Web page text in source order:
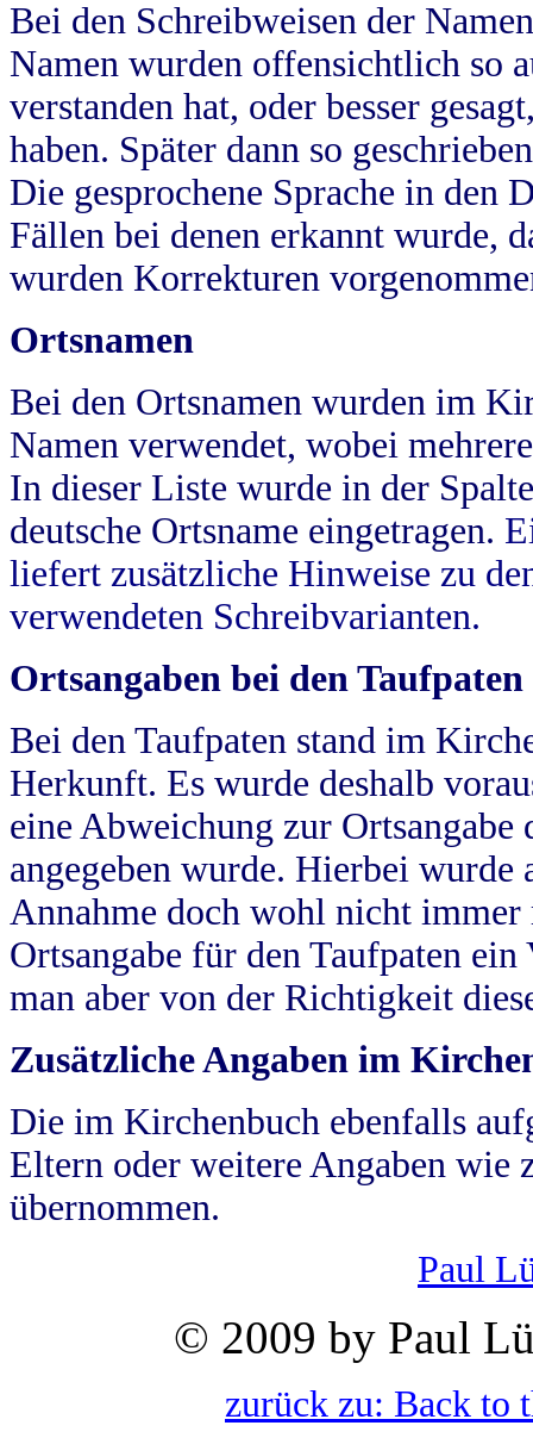
Bei den Schreibweisen der
Namen wurden offensichtlich so
verstanden hat, oder besser
haben. Später dann so
Die gesprochene Sprache in
Fällen bei denen erkannt wurde,
wurden Korrekturen
Ortsnamen
Bei den Ortsnamen wurden im
Namen verwendet, wobei
In dieser Liste wurde in der
deutsche Ortsname eingetragen.
liefert zusätzliche Hinweise zu
verwendeten Schreibvarianten.
Ortsangaben bei den Taufpaten
Bei den Taufpaten stand im
Herkunft. Es wurde deshalb
eine Abweichung zur
angegeben wurde. Hierbei wurde
Annahme doch wohl nicht
Ortsangabe für den Taufpaten
man aber von der Richtigkeit
Zusätzliche Angaben im
Die im Kirchenbuch ebenfalls
Eltern oder weitere Angaben wie
übernommen.
Paul
© 2009 by Paul
zurück zu: Back to